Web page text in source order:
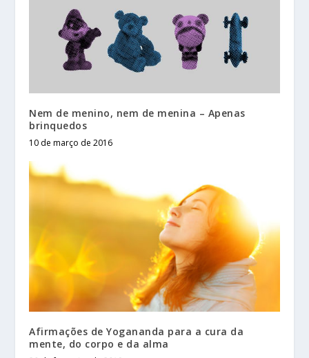
Nem de menino, nem de menina – Apenas
brinquedos
10 de março de 2016
Afirmações de Yogananda para a cura da
mente, do corpo e da alma